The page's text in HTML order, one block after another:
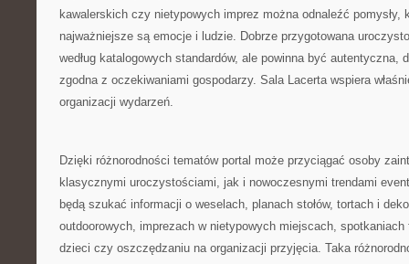
kawalerskich czy nietypowych imprez można odnaleźć pomysły,
najważniejsze są emocje i ludzie. Dobrze przygotowana
według katalogowych standardów, ale powinna być autentyczna,
zgodna z oczekiwaniami gospodarzy. Sala Lacerta wspiera
organizacji wydarzeń.
Dzięki różnorodności tematów portal może przyciągać osoby
klasycznymi uroczystościami, jak i nowoczesnymi trendami
będą szukać informacji o weselach, planach stołów, tortach i
outdoorowych, imprezach w nietypowych miejscach,
dzieci czy oszczędzaniu na organizacji przyjęcia. Taka